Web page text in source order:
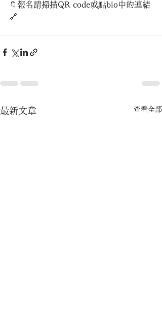
🔖報名請掃描QR code或點bio中的連結
🔗
最新文章 查看全部